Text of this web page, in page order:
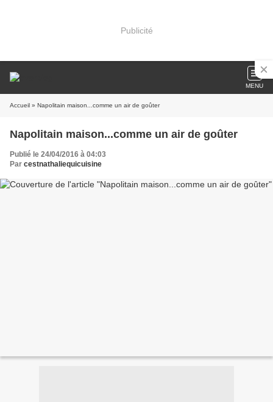
Publicité
MENU
Accueil » Napolitain maison...comme un air de goûter
Napolitain maison...comme un air de goûter
Publié le 24/04/2016 à 04:03
Par cestnathaliequicuisine